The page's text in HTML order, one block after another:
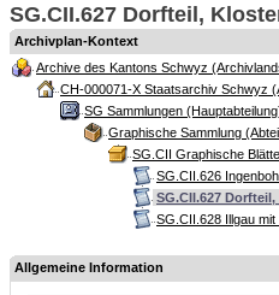
SG.CII.627 Dorfteil,
Archivplan-Kontext
Archive des Kantons Schwyz
CH-000071-X Staatsarchiv Schwyz
SG Sammlungen
Graphische Sammlung
SG.CII Graphische
SG.CII.626
SG.CII.627
SG.CII.628 Illgau
Allgemeine Information